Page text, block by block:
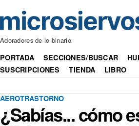
Adoradores de lo binario
PORTADA SECCIONES/BUSCAR
SUSCRIPCIONES
TIENDA LIBRO
AEROTRASTORNO
¿Sabías... cómo